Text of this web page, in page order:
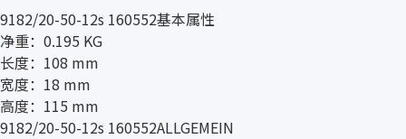
9182/20-50-12s 160552基本属性
净重：0.195 KG
长度：108 mm
宽度：18 mm
高度：115 mm
9182/20-50-12s 160552ALLGEMEIN